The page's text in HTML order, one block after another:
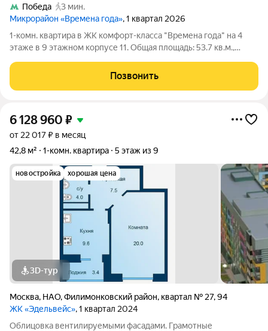
Победа
3 мин.
Микрорайон «Времена года», 1 квартал 2026
1-комн. квартира в ЖК комфорт-класса "Времена года" на 4
этаже в 9 этажном корпусе 11. Общая площадь: 53.7 кв.м.,
современный жилой комплекс комфорт-класса,
расположенный в тихом и зеленом
Позвонить
6 128 960 ₽
от 22 017 ₽ в месяц
42,8 м²
1-комн. квартира 5 этаж из 9
новостройка хорошая цена
3D-тур
Москва, НАО,Филимонковский район, квартал № 27,94
ЖК «Эдельвейс», 1 квартал 2024
Облицовка вентилируемыми фасадами. Грамотные